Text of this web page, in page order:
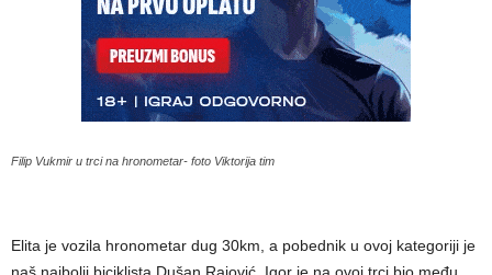
Filip Vukmir u trci na hronometar- foto Viktorija tim
Elita je vozila hronometar dug 30km, a pobednik u ovoj kategoriji je
naš najbolji biciklista Dušan Rajović. Igor je na ovoj trci bio među